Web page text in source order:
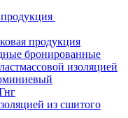
продукция
бронированные
изоляцией
из сшитого